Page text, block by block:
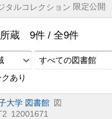
タルコレクション 限定公開
所蔵 9件 / 全9件
すべての図書館
あり
大学 図書館 図
12001671